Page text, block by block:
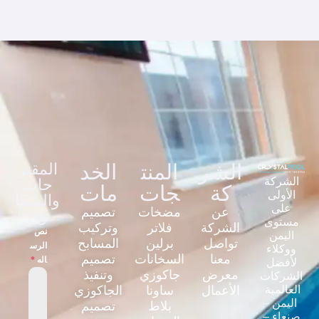
الشركة
الأولى
على
مستوى
اليمن
ووكلاء
لأفضل
الشركات
العالمية
اليمن –
صنعاء –
الشر
كة
عن
الشركة
تواصل
معنا
معرض
الأعمال
المنت
جات
مضخات
فلاتر
برلين
السخانات
جاكوزي
ساونا
بلاط
الخد
مات
تصميم
وتركيب
المسابح
تصميم
وتنفيذ
الجاكوزي
تصميم
المقتر
حات
والشكا
نص
الرس
اله*